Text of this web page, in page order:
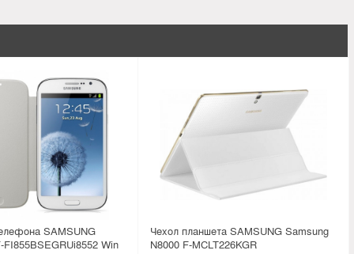
SAMSUNG
Win
Чехол планшета SAMSUNG Samsung
N8000 F-MCLT226KGR